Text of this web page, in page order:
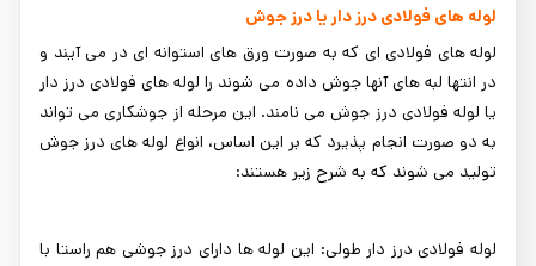
لوله های فولادی درز دار یا درز جوش
لوله های فولادی ای که به صورت ورق های استوانه ای در می آیند و
در انتها لبه های آنها جوش داده می شوند را لوله های فولادی درز دار
یا لوله فولادی درز جوش می نامند. این مرحله از جوشکاری می تواند
به دو صورت انجام پذیرد که بر این اساس، انواع لوله های درز جوش
تولید می شوند که به شرح زیر هستند:
لوله فولادی درز دار طولی: این لوله ها دارای درز جوشی هم راستا با